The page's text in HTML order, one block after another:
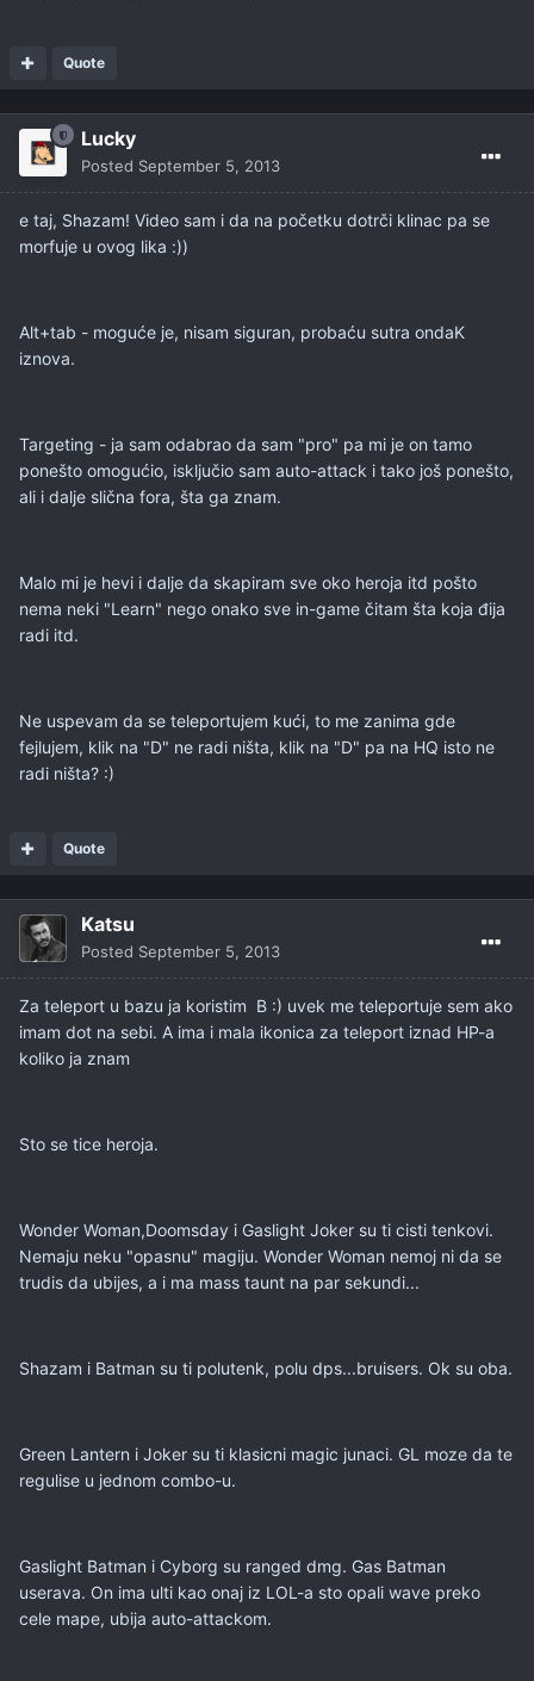
Quote
Lucky
Posted September 5, 2013
e taj, Shazam! Video sam i da na početku dotrči klinac pa se
morfuje u ovog lika :))
Alt+tab - moguće je, nisam siguran, probaću sutra ondaK
iznova.
Targeting - ja sam odabrao da sam "pro" pa mi je on tamo
ponešto omogućio, isključio sam auto-attack i tako još ponešto,
ali i dalje slična fora, šta ga znam.
Malo mi je hevi i dalje da skapiram sve oko heroja itd pošto
nema neki "Learn" nego onako sve in-game čitam šta koja đija
radi itd.
Ne uspevam da se teleportujem kući, to me zanima gde
fejlujem, klik na "D" ne radi ništa, klik na "D" pa na HQ isto ne
radi ništa? :)
Quote
Katsu
Posted September 5, 2013
Za teleport u bazu ja koristim B :) uvek me teleportuje sem ako
imam dot na sebi. A ima i mala ikonica za teleport iznad HP-a
koliko ja znam
Sto se tice heroja.
Wonder Woman,Doomsday i Gaslight Joker su ti cisti tenkovi.
Nemaju neku "opasnu" magiju. Wonder Woman nemoj ni da se
trudis da ubijes, a i ma mass taunt na par sekundi...
Shazam i Batman su ti polutenk, polu dps...bruisers. Ok su oba.
Green Lantern i Joker su ti klasicni magic junaci. GL moze da te
regulise u jednom combo-u.
Gaslight Batman i Cyborg su ranged dmg. Gas Batman
userava. On ima ulti kao onaj iz LOL-a sto opali wave preko
cele mape, ubija auto-attackom.